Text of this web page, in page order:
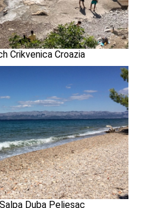
Crikvenica Croazia
Duba Peljesac